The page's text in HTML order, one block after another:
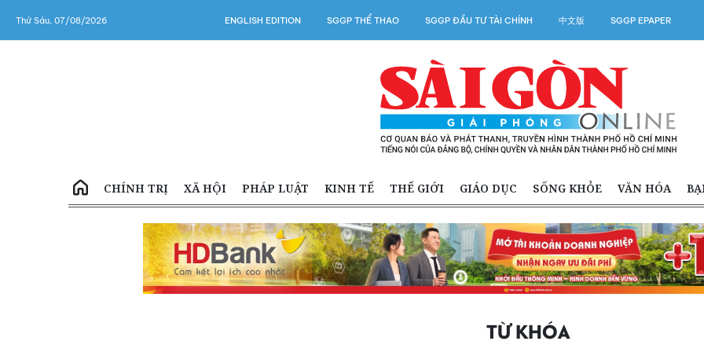
Thứ Sáu, 07/08/2026 ENGLISH EDITION SGGP THỂ THAO SGGP ĐẦU TƯ TÀI CHÍNH 中文版 SGGP EPAPER
CHÍNH TRỊ XÃ HỘI PHÁP LUẬT KINH TẾ THẾ GIỚI GIÁO DỤC SỐNG KHỎE VĂN HÓA
TỪ KHÓA